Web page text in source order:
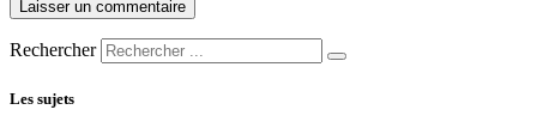
Rechercher
Les sujets